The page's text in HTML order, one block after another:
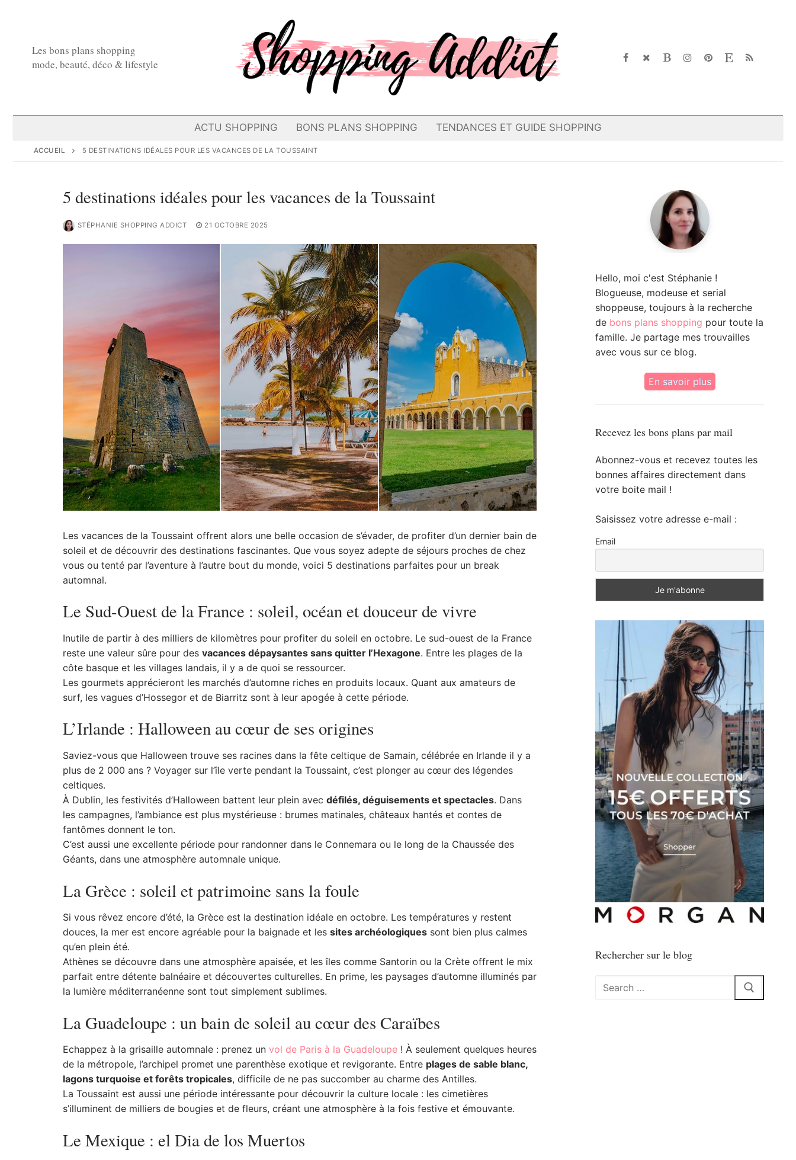
Les bons plans shopping
mode, beauté, déco & lifestyle
ACTU SHOPPING BONS PLANS SHOPPING TENDANCES ET GUIDE SHOPPING
ACCUEIL 5 DESTINATIONS IDÉALES POUR LES VACANCES DE LA TOUSSAINT
5 destinations idéales pour les vacances de la Toussaint
STÉPHANIE SHOPPING ADDICT 21 OCTOBRE 2025
Les vacances de la Toussaint offrent alors une belle occasion de s’évader, de profiter d’un dernier bain de
soleil et de découvrir des destinations fascinantes. Que vous soyez adepte de séjours proches de chez
vous ou tenté par l’aventure à l’autre bout du monde, voici 5 destinations parfaites pour un break
automnal.
Le Sud-Ouest de la France : soleil, océan et douceur de vivre
Inutile de partir à des milliers de kilomètres pour profiter du soleil en octobre. Le sud-ouest de la France
reste une valeur sûre pour des vacances dépaysantes sans quitter l’Hexagone. Entre les plages de la
côte basque et les villages landais, il y a de quoi se ressourcer.
Les gourmets apprécieront les marchés d’automne riches en produits locaux. Quant aux amateurs de
surf, les vagues d’Hossegor et de Biarritz sont à leur apogée à cette période.
L’Irlande : Halloween au cœur de ses origines
Saviez-vous que Halloween trouve ses racines dans la fête celtique de Samain, célébrée en Irlande il y a
plus de 2 000 ans ? Voyager sur l’île verte pendant la Toussaint, c’est plonger au cœur des légendes
celtiques.
À Dublin, les festivités d’Halloween battent leur plein avec défilés, déguisements et spectacles. Dans
les campagnes, l’ambiance est plus mystérieuse : brumes matinales, châteaux hantés et contes de
fantômes donnent le ton.
C’est aussi une excellente période pour randonner dans le Connemara ou le long de la Chaussée des
Géants, dans une atmosphère automnale unique.
La Grèce : soleil et patrimoine sans la foule
Si vous rêvez encore d’été, la Grèce est la destination idéale en octobre. Les températures y restent
douces, la mer est encore agréable pour la baignade et les sites archéologiquessont bien plus calmes
qu’en plein été.
Athènes se découvre dans une atmosphère apaisée, et les îles comme Santorin ou la Crète offrent le mix
parfait entre détente balnéaire et découvertes culturelles. En prime, les paysages d’automne illuminés par
la lumière méditerranéenne sont tout simplement sublimes.
La Guadeloupe : un bain de soleil au cœur des Caraïbes
Echappez à la grisaille automnale : prenez un vol de Paris à la Guadeloupe! À seulement quelques heures
de la métropole, l’archipel promet une parenthèse exotique et revigorante. Entre plages de sable blanc,
lagons turquoise et forêts tropicales, difficile de ne pas succomber au charme des Antilles.
La Toussaint est aussi une période intéressante pour découvrir la culture locale : les cimetières
s’illuminent de milliers de bougies et de fleurs, créant une atmosphère à la fois festive et émouvante.
Le Mexique : el Dia de los Muertos
Hello, moi c'est Stéphanie !
Blogueuse, modeuse et serial
shoppeuse, toujours à la recherche
de bons plans shopping pour toute la
famille. Je partage mes trouvailles
avec vous sur ce blog.
En savoir plus
Recevez les bons plans par mail
Abonnez-vous et recevez toutes les
bonnes affaires directement dans
votre boite mail !
Saisissez votre adresse e-mail :
Email
Rechercher sur le blog
Rechercher